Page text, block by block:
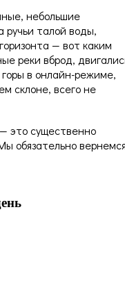
небольшие
талой воды,
— вот каким
реки вброд,
горы в онлайн-режиме,
склоне, всего не
это существенно
обязательно